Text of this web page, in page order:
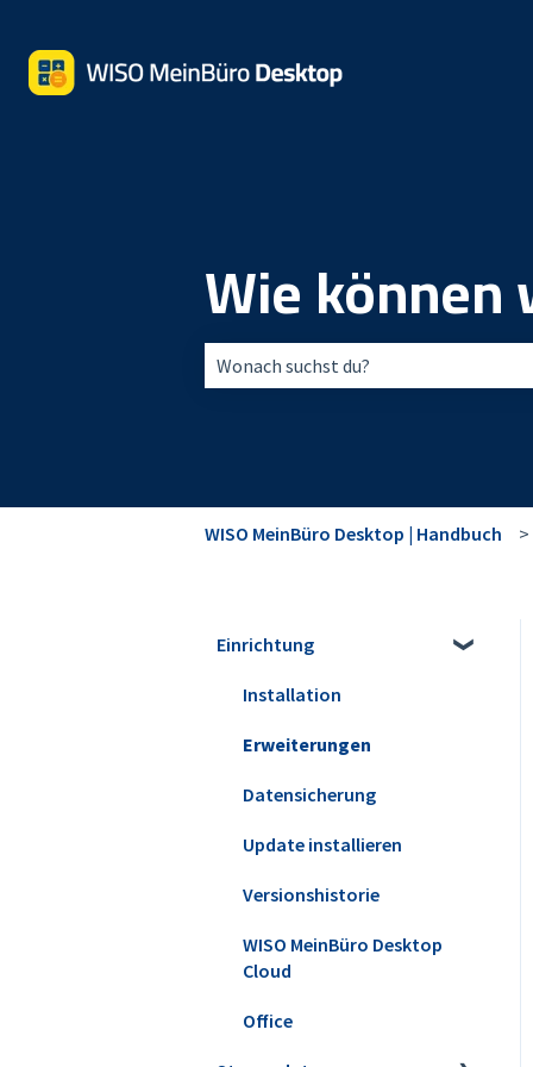
Wie
WISO MeinBüro Desktop | Handbuch
Einrichtung
Installation
Erweiterungen
Datensicherung
Update installieren
Versionshistorie
WISO MeinBüro Desktop
Cloud
Office